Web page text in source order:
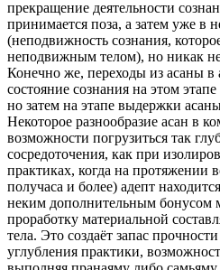
прекращение деятельности
принимается поза, а затем уже в
(неподвижность сознания,
неподвижным телом), но никак
Конечно же, переходы из асаны в
состояние сознания на этом
но затем на этапе выдержки
Некоторое разнообразие асан в
возможности погрузиться так
сосредоточения, как при
практиках, когда на протяжении
получаса и более) адепт
неким дополнительным бонусом
проработку материальной
тела. Это создаёт запас
углубления практики,